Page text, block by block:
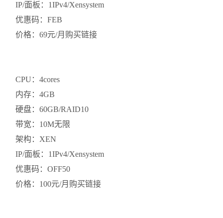
IP/面板：1IPv4/Xensystem
优惠码：FEB
价格：69元/月购买链接
CPU：4cores
内存：4GB
硬盘：60GB/RAID10
带宽：10M无限
架构：XEN
IP/面板：1IPv4/Xensystem
优惠码：OFF50
价格：100元/月购买链接